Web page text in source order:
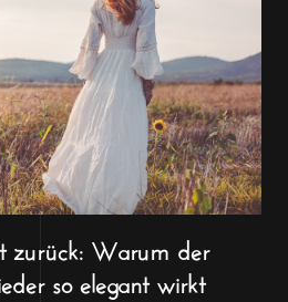
zurück: Warum der
so elegant wirkt